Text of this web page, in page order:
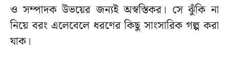
ও সম্পাদক উভয়ের জন্যই অস্বস্তিকর। সে ঝুঁকি না
নিয়ে বরং এলেবেলে ধরণের কিছু সাংসারিক গল্প করা
যাক।